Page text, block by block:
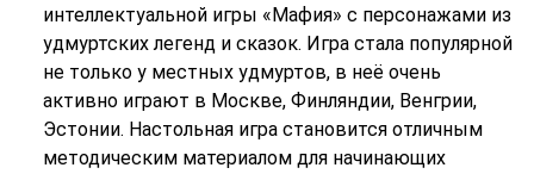
интеллектуальной игры «Мафия» с персонажами из
удмуртских легенд и сказок. Игра стала популярной
не только у местных удмуртов, в неё очень
активно играют в Москве, Финляндии, Венгрии,
Эстонии. Настольная игра становится отличным
методическим материалом для начинающих